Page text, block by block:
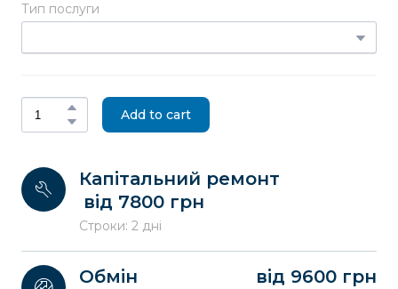
Тип послуги
Add to cart
Капітальний ремонт
від 7800 грн
Строки: 2 дні
Обмін від 9600 грн